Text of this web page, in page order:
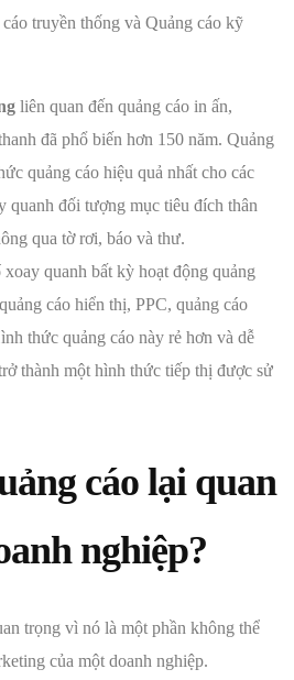
truyền thống và Quảng cáo kỹ
liên quan đến quảng cáo in ấn,
đã phổ biến hơn 150 năm. Quảng
quảng cáo hiệu quả nhất cho các
quanh đối tượng mục tiêu đích thân
qua tờ rơi, báo và thư.
xoay quanh bất kỳ hoạt động quảng
cáo hiển thị, PPC, quảng cáo
thức quảng cáo này rẻ hơn và dễ
thành một hình thức tiếp thị được sử
cáo lại quan
nghiệp?
trọng vì nó là một phần không thể
của một doanh nghiệp.